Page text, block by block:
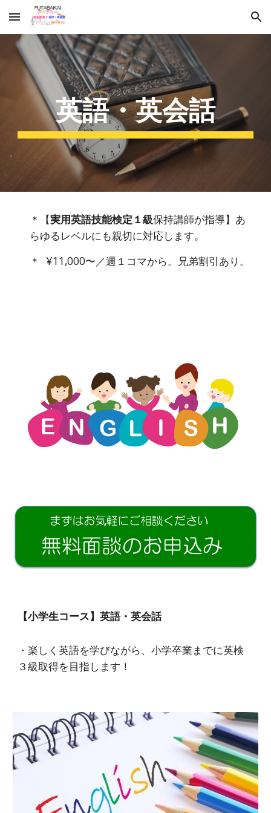
Skip to main content Skip to navigation
英語・英会話
＊【実用英語技能検定 １級保持講師が指導】あ
らゆるレベルにも親切に対応します。
＊ ¥11,000〜／週１コマから。兄弟割引あり。
【小学生コース】英語・英会話
・楽しく英語を学びながら、小学卒業までに英検
３級取得を目指します！